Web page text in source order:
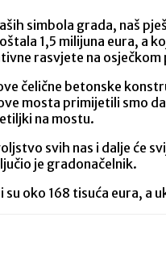
simbola grada, naš
1,5 milijuna eura, a
rasvjete na osječkom
čelične betonske
mosta primijetili smo
na mostu.
svih nas i dalje će
je gradonačelnik.
oko 168 tisuća eura,